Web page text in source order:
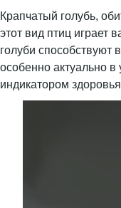
Крапчатый голубь,
этот вид птиц играет
голуби способствуют
особенно актуально
индикатором